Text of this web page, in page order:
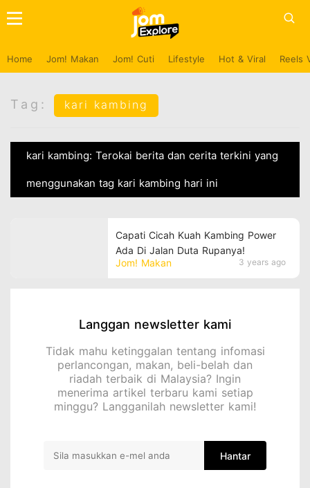
Home Jom! Makan Jom! Cuti Lifestyle Hot & Viral Reels
Tag: kari kambing
kari kambing: Terokai berita dan cerita terkini yang
menggunakan tag kari kambing hari ini
Jom! Makan 3 years ago
Capati Cicah Kuah Kambing Power
Ada Di Jalan Duta Rupanya!
Langgan newsletter kami
Tidak mahu ketinggalan tentang infomasi
perlancongan, makan, beli-belah dan
riadah terbaik di Malaysia? Ingin
menerima artikel terbaru kami setiap
minggu? Langganilah newsletter kami!
Hantar